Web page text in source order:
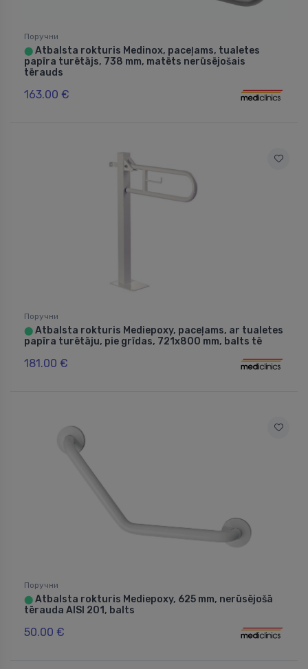
Поручни
⬤ Atbalsta rokturis Medinox, paceļams, tualetes
papīra turētājs, 738 mm, matēts nerūsējošais
tērauds
163.00 €
Поручни
⬤ Atbalsta rokturis Mediepoxy, paceļams, ar tualetes
papīra turētāju, pie grīdas, 721x800 mm, balts tē
181.00 €
Поручни
⬤ Atbalsta rokturis Mediepoxy, 625 mm, nerūsējošā
tērauda AISI 201, balts
50.00 €